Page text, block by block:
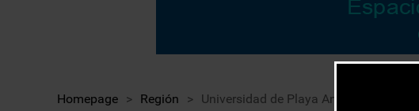
Homepage > Región > Universidad de Playa Ancha